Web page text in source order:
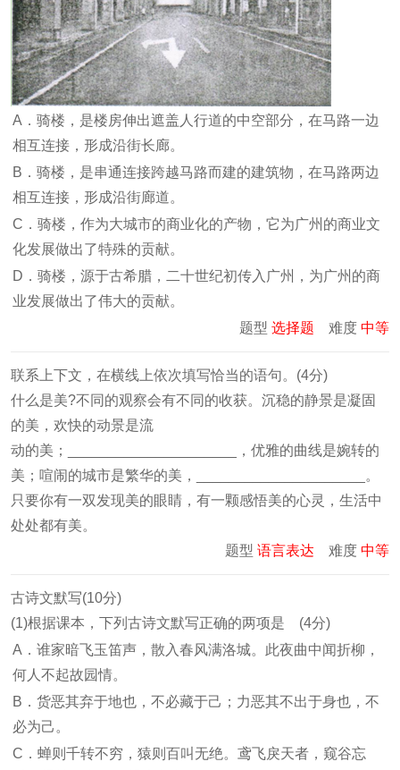
A．骑楼，是楼房伸出遮盖人行道的中空部分，在马路一边
相互连接，形成沿街长廊。
B．骑楼，是串通连接跨越马路而建的建筑物，在马路两边
相互连接，形成沿街廊道。
C．骑楼，作为大城市的商业化的产物，它为广州的商业文
化发展做出了特殊的贡献。
D．骑楼，源于古希腊，二十世纪初传入广州，为广州的商
业发展做出了伟大的贡献。
题型 选择题 难度 中等
联系上下文，在横线上依次填写恰当的语句。(4分)
什么是美?不同的观察会有不同的收获。沉稳的静景是凝固
的美，欢快的动景是流
动的美；_____________________，优雅的曲线是婉转的
美；喧闹的城市是繁华的美，_____________________。
只要你有一双发现美的眼睛，有一颗感悟美的心灵，生活中
处处都有美。
题型 语言表达 难度 中等
古诗文默写(10分)
(1)根据课本，下列古诗文默写正确的两项是 (4分)
A．谁家暗飞玉笛声，散入春风满洛城。此夜曲中闻折柳，
何人不起故园情。
B．货恶其弃于地也，不必藏于己；力恶其不出于身也，不
必为己。
C．蝉则千转不穷，猿则百叫无绝。鸢飞戾天者，窥谷忘